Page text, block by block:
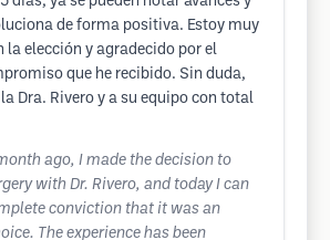
de forma positiva. Estoy muy
la elección y agradecido por el
que he recibido. Sin duda,
Dra. Rivero y a su equipo con total
ago, I made the decision to
with Dr. Rivero, and today I can
conviction that it was an
The experience has been